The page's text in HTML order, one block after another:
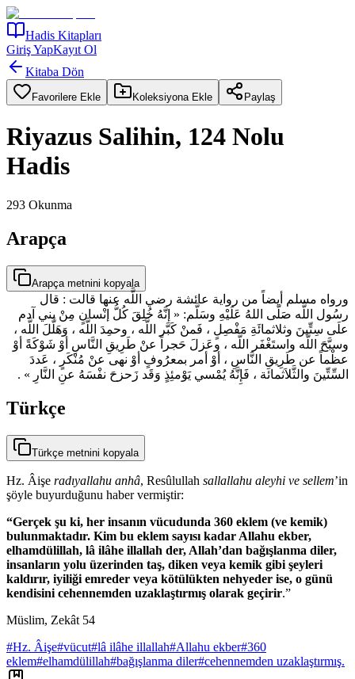
Hadis Kitapları
Giriş YapKayıt Ol
Kitaba Dön
Favorilere Ekle Koleksiyona Ekle Paylaş
Riyazus Salihin, 124 Nolu
Hadis
293 Okunma
Arapça
Arapça metnini kopyala
ورواه مسلم أيضاً من رواية عائشة رضي اللَّه عنها قالت : قال
رسُول اللَّه صَلّى اللهُ عَلَيْهِ وسَلَّم: « إنَّهُ خُلِقَ كُلُّ إنْسانٍ مِنْ بني آدم
علَى سِتِّينَ وثلاثمائَةِ مَفْصِلٍ ، فَمنْ كَبَّر اللَّه ، وحمِدَ اللَّه ، وَهَلَّلَ اللَّه ،
وسبَّحَ اللَّه واستَغْفَر اللَّه ، وعَزلَ حَجراً عنْ طَرِيقِ النَّاسِ أوْ شَوْكَةً أوْ
عظْماً عن طَرِيقِ النَّاسِ ، أوْ أمر بمعرُوفٍ أوْ نهى عنْ مُنْكَرٍ ، عَددَ
السِّتِّينَ والثَّلاَثمائة ، فَإِنَّهُ يُمْسي يَوْمئِذٍ وَقَد زَحزحَ نفْسَهُ عنِ النَّارِ » .
Türkçe
Türkçe metnini kopyala
Hz. Âişe radıyallahu anhâ, Resûlullah sallallahu aleyhi ve sellem’in
şöyle buyurduğunu haber vermiştir:
“Gerçek şu ki, her insanın vücudunda 360 eklem (ve kemik)
bulunmaktadır. Kim bu eklem sayısı kadar Allahu ekber,
elhamdülillah, lâ ilâhe illallah der, Allah’dan bağışlanma diler,
insanların yolu üzerinden taş, diken veya kemik gibi şeyleri
kaldırır, iyiliği emreder veya kötülükten nehyeder ise, o günü
kendisini cehennemden uzaklaştırmış olarak geçirir.”
Müslim, Zekât 54
#Hz. Âişe#vücut#lâ ilâhe illallah#Allahu ekber#360
eklem#elhamdülillah#bağışlanma diler#cehennemden uzaklaştırmış.